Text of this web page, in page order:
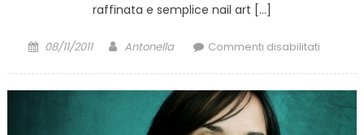
raffinata e semplice nail art […]
Posted
08/11/2011 Author
Antonella Commenti disabilitatisu